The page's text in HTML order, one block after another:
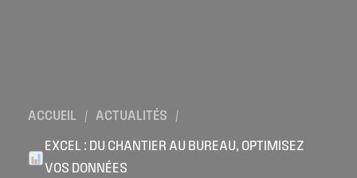
ACCUEIL / ACTUALITÉS
/
EXCEL : DU CHANTIER AU BUREAU, OPTIMISEZ
VOS DONNÉES